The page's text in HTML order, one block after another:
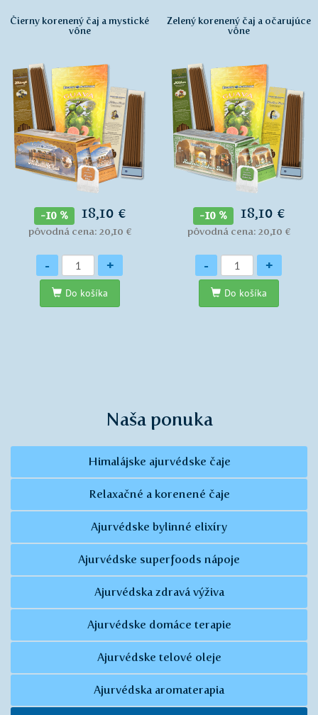
Čierny korenený čaj a mystické
vône
-10 % 18,10 €
pôvodná cena: 20,10 €
Množstvo
- +
Do košíka
Zelený korenený čaj a očarujúce
vône
-10 % 18,10 €
pôvodná cena: 20,10 €
Množstvo
- +
Do košíka
Naša ponuka
Himalájske ajurvédske čaje
Relaxačné a korenené čaje
Ajurvédske bylinné elixíry
Ajurvédske superfoods nápoje
Ajurvédska zdravá výživa
Ajurvédske domáce terapie
Ajurvédske telové oleje
Ajurvédska aromaterapia